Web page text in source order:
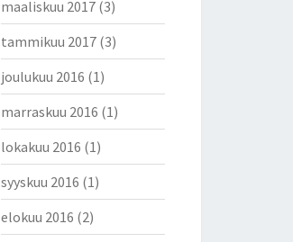
maaliskuu 2017(3)
tammikuu 2017(3)
joulukuu 2016 (1)
marraskuu 2016 (1)
lokakuu 2016 (1)
syyskuu 2016 (1)
elokuu 2016 (2)